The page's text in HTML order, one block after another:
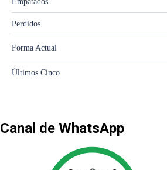
Canal de WhatsApp